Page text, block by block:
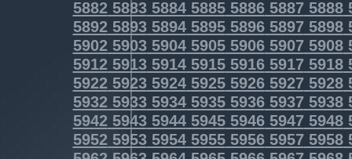
5882588358845885588658875888
5892589358945895589658975898
5902590359045905590659075908
5912591359145915591659175918
5922592359245925592659275928
5932593359345935593659375938
5942594359445945594659475948
5952595359545955595659575958